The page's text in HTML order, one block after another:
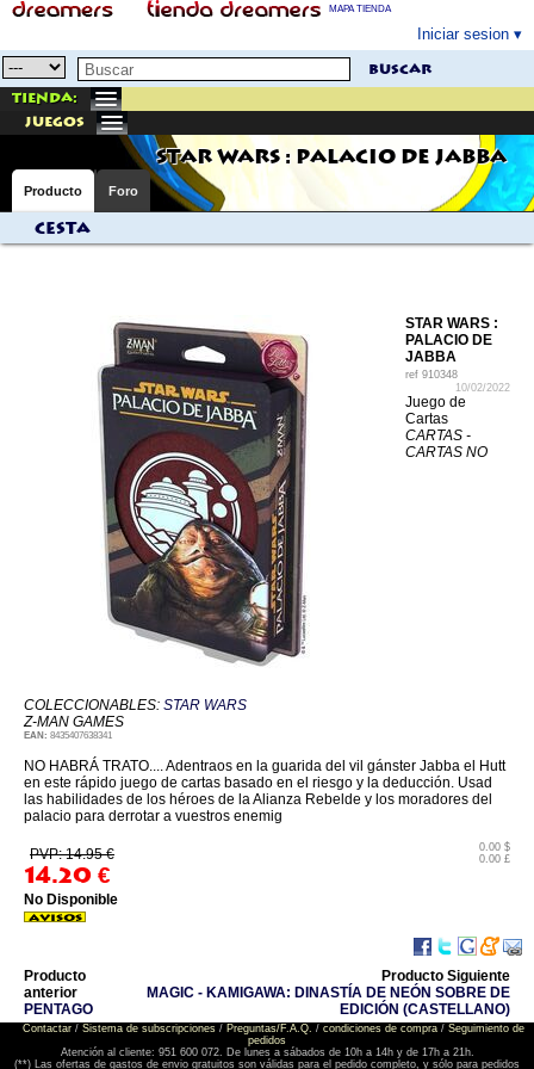
MAPA TIENDA
Iniciar sesion
buscar
Tienda:
juegos
STAR WARS : PALACIO DE JABBA
Producto Foro
Cesta
STAR WARS :
PALACIO DE
JABBA
ref 910348
10/02/2022
Juego de
Cartas
CARTAS -
CARTAS NO
COLECCIONABLES: STAR WARS
Z-MAN GAMES
EAN: 8435407638341
NO HABRÁ TRATO.... Adentraos en la guarida del vil gánster Jabba el Hutt
en este rápido juego de cartas basado en el riesgo y la deducción. Usad
las habilidades de los héroes de la Alianza Rebelde y los moradores del
palacio para derrotar a vuestros enemig
PVP: 14.95 €
14.20 €
0.00 $
0.00 £
No Disponible
Producto
anterior
PENTAGO
Producto Siguiente
MAGIC - KAMIGAWA: DINASTÍA DE NEÓN SOBRE DE
EDICIÓN (CASTELLANO)
Contactar/ Sistema de subscripciones/ Preguntas/F.A.Q. / condiciones de compra/ Seguimiento de
pedidos
Atención al cliente: 951 600 072. De lunes a sábados de 10h a 14h y de 17h a 21h.
(**) Las ofertas de gastos de envio gratuitos son válidas para el pedido completo, y sólo para pedidos